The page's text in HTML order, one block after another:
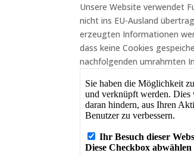
Unsere Website verwendet
nicht ins EU-Ausland
erzeugten Informationen
dass keine Cookies
nachfolgenden umrahmten